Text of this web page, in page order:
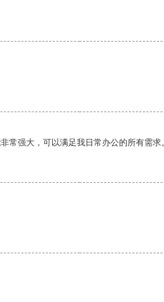
强大，可以满足我日常办公的所有需求